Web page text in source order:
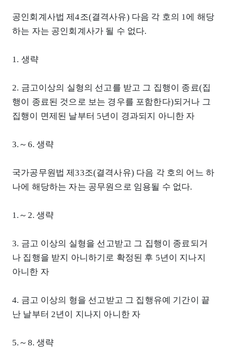
공인회계사법 제4조(결격사유) 다음 각 호의 1에 해당
하는 자는 공인회계사가 될 수 없다.
1. 생략
2. 금고이상의 실형의 선고를 받고 그 집행이 종료(집
행이 종료된 것으로 보는 경우를 포함한다)되거나 그
집행이 면제된 날부터 5년이 경과되지 아니한 자
3.～6. 생략
국가공무원법 제33조(결격사유) 다음 각 호의 어느 하
나에 해당하는 자는 공무원으로 임용될 수 없다.
1.～2. 생략
3. 금고 이상의 실형을 선고받고 그 집행이 종료되거
나 집행을 받지 아니하기로 확정된 후 5년이 지나지
아니한 자
4. 금고 이상의 형을 선고받고 그 집행유예 기간이 끝
난 날부터 2년이 지나지 아니한 자
5.～8. 생략